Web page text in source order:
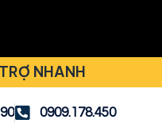
NHANH
0909.178.450